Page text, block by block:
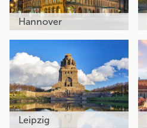
Hannover
Leipzig